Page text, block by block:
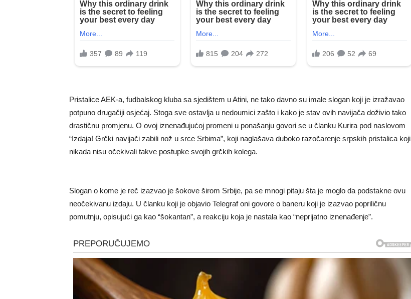
Pristalice AEK-a, fudbalskog kluba sa sjedištem u Atini, ne tako davno su imale slogan koji je izražavao
potpuno drugačiji osjećaj. Stoga sve ostavlja u nedoumici zašto i kako je stav ovih navijača doživio tako
drastičnu promjenu. O ovoj iznenađujućoj promeni u ponašanju govori se u članku Kurira pod naslovom
“Izdaja! Grčki navijači zabili nož u srce Srbima”, koji naglašava duboko razočarenje srpskih pristalica koji
nikada nisu očekivali takve postupke svojih grčkih kolega.
Slogan o kome je reč izazvao je šokove širom Srbije, pa se mnogi pitaju šta je moglo da podstakne ovu
neočekivanu izdaju. U članku koji je objavio Telegraf oni govore o baneru koji je izazvao popriličnu
pomutnju, opisujući ga kao “šokantan”, a reakciju koja je nastala kao “neprijatno iznenađenje”.